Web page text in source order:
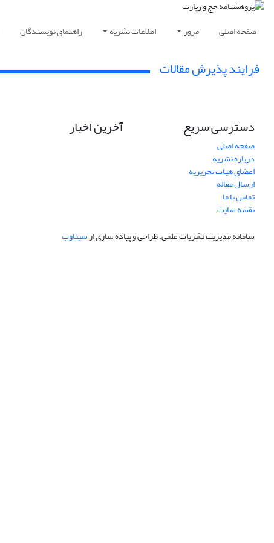
صفحه اصلی مرور اطلاعات نشریه راهنمای نویسندگان
فرایند پذیرش مقالات
دسترسی سریع
صفحه اصلی
درباره نشریه
اعضای هیات تحریریه
ارسال مقاله
تماس با ما
نقشه سایت
آخرین اخبار
سامانه مدیریت نشریات علمی.طراحی و پیاده سازی ازسیناوب